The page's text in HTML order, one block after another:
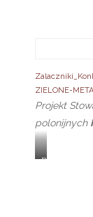
ZIELONE-
Projekt
polonijnych
B